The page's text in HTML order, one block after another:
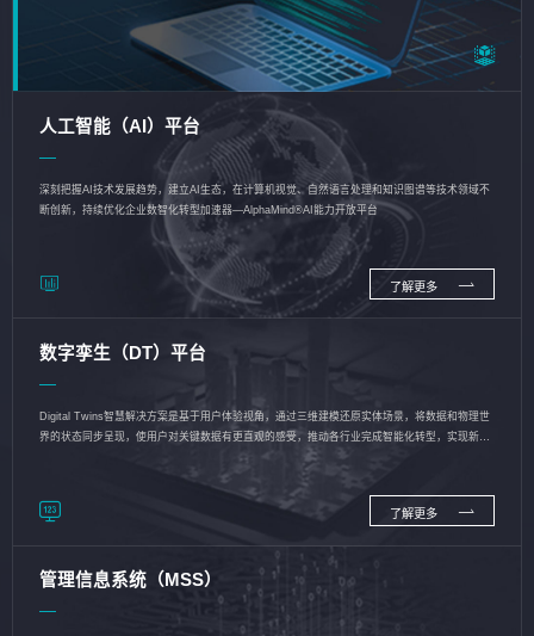
人工智能（AI）平台
深刻把握AI技术发展趋势，建立AI生态，在计算机视觉、自然语言处理和知识图谱等技术领域不
断创新，持续优化企业数智化转型加速器—AlphaMind®AI能力开放平台
了解更多
数字孪生（DT）平台
Digital Twins智慧解决方案是基于用户体验视角，通过三维建模还原实体场景，将数据和物理世
界的状态同步呈现，使用户对关键数据有更直观的感受，推动各行业完成智能化转型，实现新旧
了解更多
管理信息系统（MSS）